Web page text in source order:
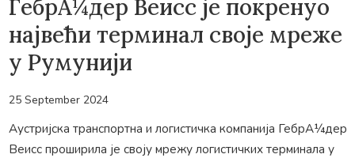
ГебрА¼дер Веисс је покренуо
највећи терминал своје мреже
у Румунији
25 September 2024
Аустријска транспортна и логистичка компанија ГебрА¼дер
Веисс проширила је своју мрежу логистичких терминала у